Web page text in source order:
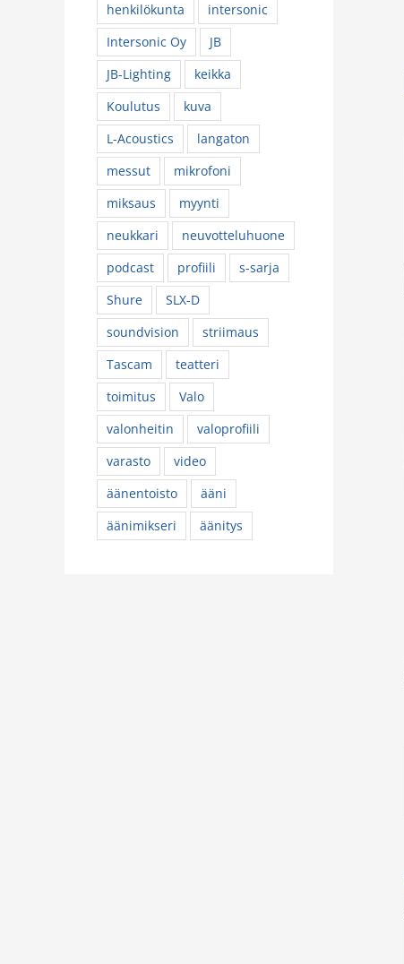
henkilökunta
intersonic
Intersonic Oy
JB
JB-Lighting
keikka
Koulutus
kuva
L-Acoustics
langaton
messut
mikrofoni
miksaus
myynti
neukkari
neuvotteluhuone
podcast
profiili
s-sarja
Shure
SLX-D
soundvision
striimaus
Tascam
teatteri
toimitus
Valo
valonheitin
valoprofiili
varasto
video
äänentoisto
ääni
äänimikseri
äänitys